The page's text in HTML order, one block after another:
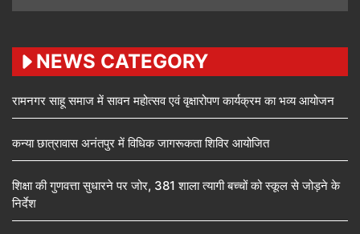
NEWS CATEGORY
रामनगर साहू समाज में सावन महोत्सव एवं वृक्षारोपण कार्यक्रम का भव्य आयोजन
कन्या छात्रावास अनंतपुर में विधिक जागरूकता शिविर आयोजित
शिक्षा की गुणवत्ता सुधारने पर जोर, 381 शाला त्यागी बच्चों को स्कूल से जोड़ने के
निर्देश